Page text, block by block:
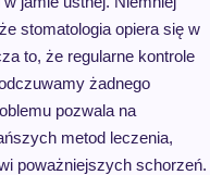
stomatologia opiera się w
to, że regularne kontrole
żadnego
pozwala na
metod leczenia,
poważniejszych schorzeń.